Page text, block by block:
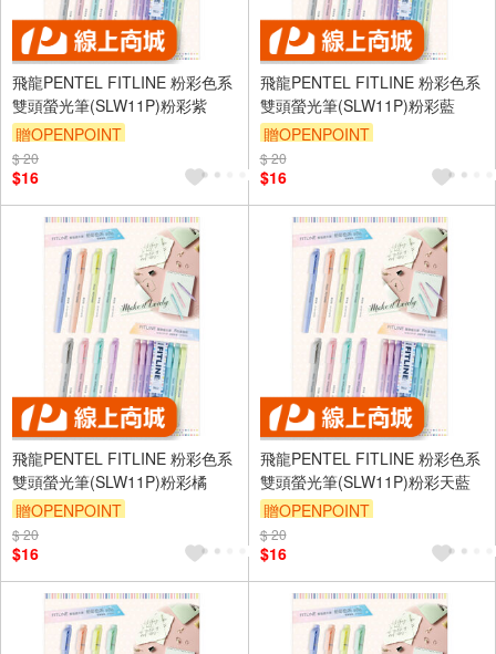
飛龍PENTEL FITLINE 粉彩色系
雙頭螢光筆(SLW11P)粉彩紫
贈OPENPOINT
$ 20
$16
飛龍PENTEL FITLINE 粉彩色系
雙頭螢光筆(SLW11P)粉彩藍
贈OPENPOINT
$ 20
$16
飛龍PENTEL FITLINE 粉彩色系
雙頭螢光筆(SLW11P)粉彩橘
贈OPENPOINT
$ 20
$16
飛龍PENTEL FITLINE 粉彩色系
雙頭螢光筆(SLW11P)粉彩天藍
贈OPENPOINT
$ 20
$16